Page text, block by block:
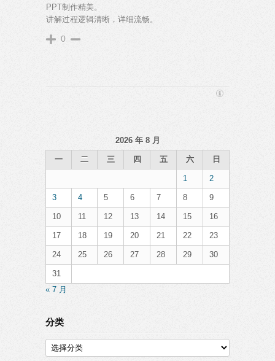
PPT制作精美。
讲解过程逻辑清晰，详细流畅。
0
2026 年 8 月
一 二 三 四 五 六 日
1 2
3 4 5 6 7 8 9
10 11 12 13 14 15 16
17 18 19 20 21 22 23
24 25 26 27 28 29 30
31
« 7 月
分类
分
类